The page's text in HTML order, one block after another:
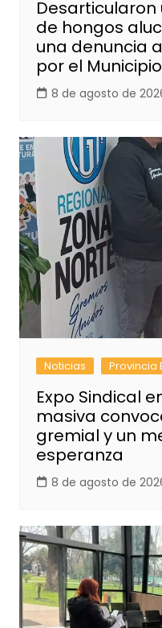
de hongos
una denuncia
por el Municipio
8 de agosto de
Noticias Provincia
Expo Sindical
masiva
gremial y un
esperanza
8 de agosto de